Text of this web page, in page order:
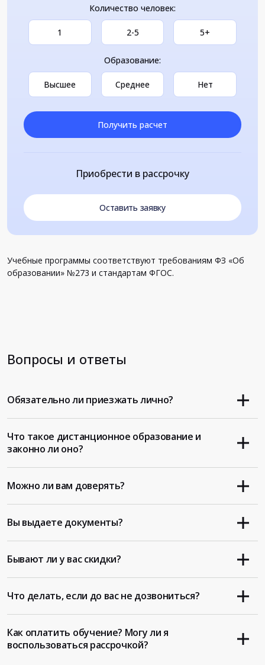
Количество человек:
1 2-5 5+
Образование:
Высшее Среднее Нет
Получить расчет
Приобрести в рассрочку
Оставить заявку
Учебные программы соответствуют требованиям ФЗ «Об
образовании» №273 и стандартам ФГОС.
Вопросы и ответы
Обязательно ли приезжать лично?
Что такое дистанционное образование и
законно ли оно?
Можно ли вам доверять?
Вы выдаете документы?
Бывают ли у вас скидки?
Что делать, если до вас не дозвониться?
Как оплатить обучение? Могу ли я
воспользоваться рассрочкой?